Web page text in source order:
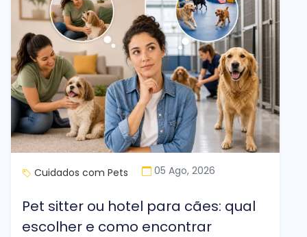
Cuidados com Pets 05 Ago, 2026
Pet sitter ou hotel para cães: qual
escolher e como encontrar